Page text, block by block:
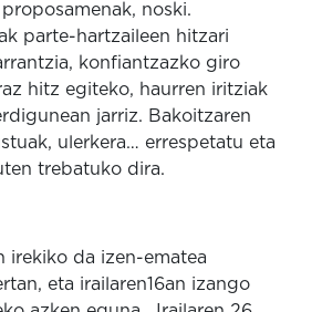
noski.
parte-hartzaileen hitzari
konfiantzazko giro
hitz egiteko, haurren iritziak
jarriz. Bakoitzaren
ulerkera… errespetatu eta
trebatuko dira.
irekiko da izen-ematea
eta irailaren16an izango